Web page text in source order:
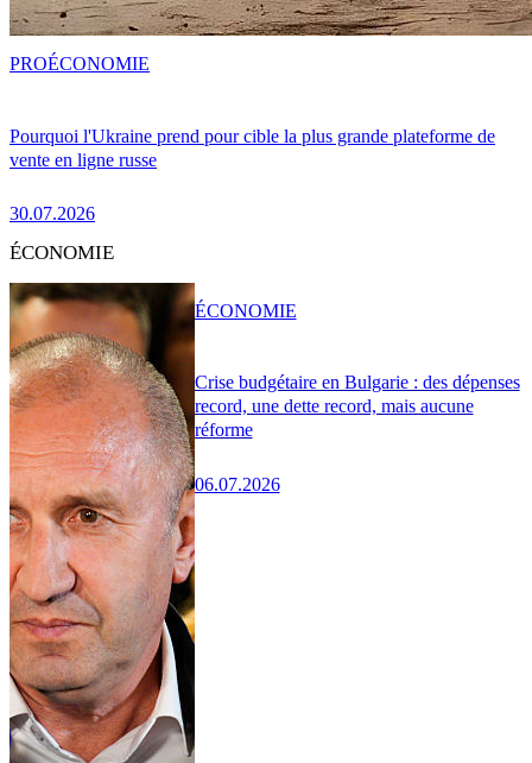
Pourquoi l'Ukraine prend pour cible la plus grande plateforme de
vente en ligne russe
30.07.2026
PROÉCONOMIE
ÉCONOMIE
Crise budgétaire en Bulgarie : des dépenses
record, une dette record, mais aucune
réforme
06.07.2026
ÉCONOMIE